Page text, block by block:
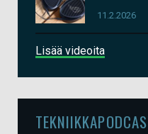
11.2.2026
Lisää videoita